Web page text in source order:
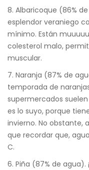
8. Albaricoque (86%
esplendor veraniego
mínimo. Están
colesterol malo,
muscular.
7. Naranja (87% de
temporada de
supermercados
es lo suyo, porque
invierno. No obstante,
que recordar que,
C.
6. Piña (87% de agua).